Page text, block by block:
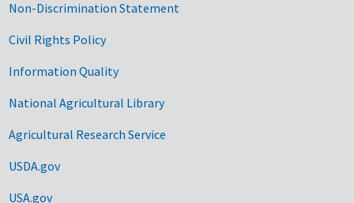
Non-Discrimination Statement
Civil Rights Policy
Information Quality
National Agricultural Library
Agricultural Research Service
USDA.gov
USA.gov